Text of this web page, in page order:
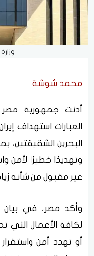
محمد شوشة
أدنت جمهورية مصر
العبارات استهداف
البحرين الشقيقتين،
وتهديدًا خطيرًا لأمن
غير مقبول من شأنه
وأكد مصر، في بيان
لكافة الأعمال التي
أو تهدد أمن